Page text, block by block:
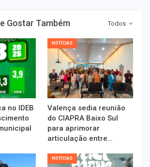
Todos
Gostar Também
no IDEB
NOTÍCIAS
Valença sedia reunião
do CIAPRA Baixo Sul
para aprimorar
articulação entre…
NOTÍCIAS